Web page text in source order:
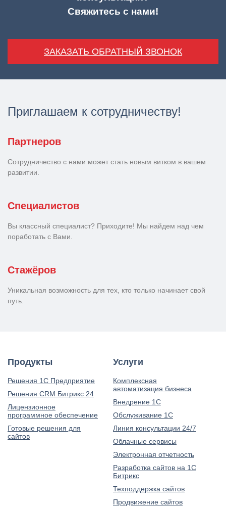
Свяжитесь с нами!
ЗАКАЗАТЬ ОБРАТНЫЙ ЗВОНОК
Приглашаем к сотрудничеству!
Партнеров
Сотрудничество с нами может стать новым витком в вашем
развитии.
Специалистов
Вы классный специалист? Приходите! Мы найдем над чем
поработать с Вами.
Стажёров
Уникальная возможность для тех, кто только начинает свой
путь.
Продукты
Решения 1С Предприятие
Решения CRM Битрикс 24
Лицензионное
программное обеспечение
Готовые решения для
сайтов
Услуги
Комплексная
автоматизация бизнеса
Внедрение 1С
Обслуживание 1С
Линия консультации 24/7
Облачные сервисы
Электронная отчетность
Разработка сайтов на 1С
Битрикс
Техподдержка сайтов
Продвижение сайтов